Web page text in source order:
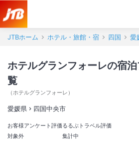
JTBホーム ホテル・旅館・宿 四国 愛
ホテルグランフォーレの宿
覧
（ホテルグランフォーレ ）
愛媛県 四国中央市
お客様アンケート評価
対象外
るるぶトラベル評価
集計中